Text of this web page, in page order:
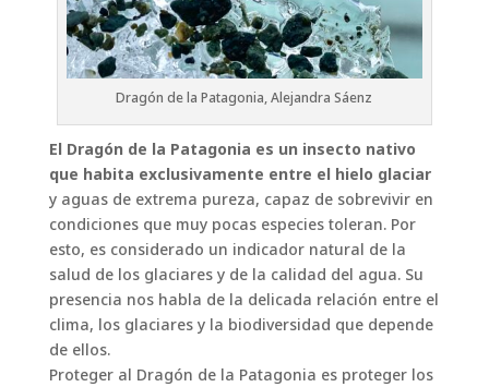
Dragón de la Patagonia, Alejandra Sáenz
El Dragón de la Patagonia es un insecto nativo
que habita exclusivamente entre el hielo glaciar
y aguas de extrema pureza, capaz de sobrevivir en
condiciones que muy pocas especies toleran. Por
esto, es considerado un indicador natural de la
salud de los glaciares y de la calidad del agua. Su
presencia nos habla de la delicada relación entre el
clima, los glaciares y la biodiversidad que depende
de ellos.
Proteger al Dragón de la Patagonia es proteger los